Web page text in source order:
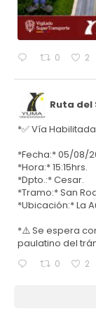
0 2
Ruta del
*✅ Vía
*Fecha:* 05/08/
*Hora:* 15:15hrs.
*Dpto.:* Cesar.
*Tramo:* San
*Ubicación:* La
*⚠️ Se espera
paulatino del
0 2